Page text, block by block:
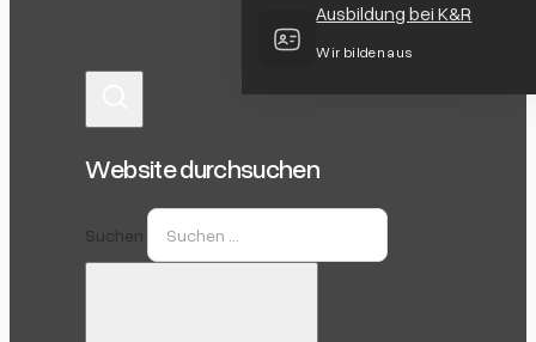
Ausbildung bei K&R
Wir bilden aus
Website durchsuchen
Suchen